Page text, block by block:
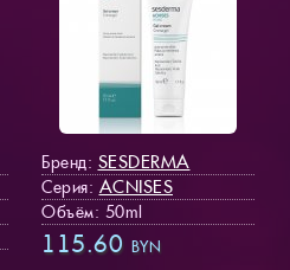
Бренд: SESDERMA
Серия: ACNISES
Объём: 50ml
115.60 BYN